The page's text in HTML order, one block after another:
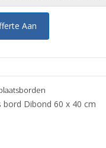
Aan
bord Dibond 60 x 40 cm